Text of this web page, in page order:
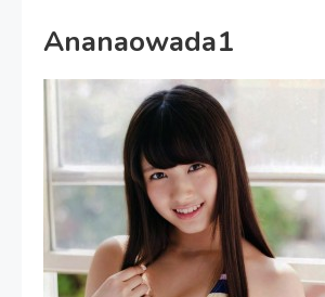
Ananaowada1